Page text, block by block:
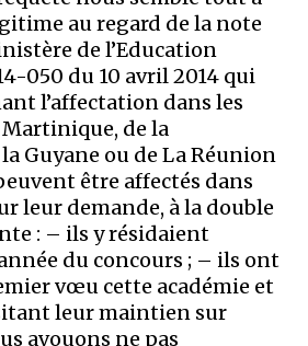
au regard de la note
de l’Education
050 du 10 avril 2014 qui
l’affectation dans les
Martinique, de la
Guyane ou de La Réunion
être affectés dans
leur demande, à la double
: – ils y résidaient
du concours ; – ils ont
vœu cette académie et
leur maintien sur
avouons ne pas